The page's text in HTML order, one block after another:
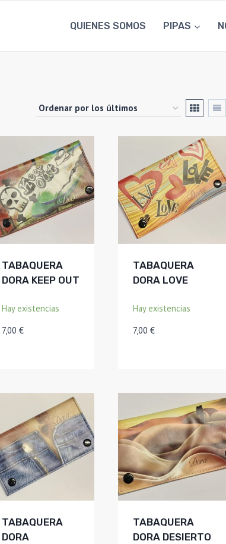
QUIENES SOMOS PIPAS
TABAQUERA
DORA KEEP OUT
Hay existencias
7,00 €
TABAQUERA
DORA LOVE
Hay existencias
7,00 €
TABAQUERA
DORA
TABAQUERA
DORA DESIERTO